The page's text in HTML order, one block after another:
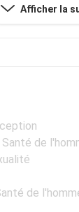
Afficher la
de
de